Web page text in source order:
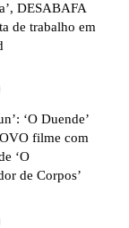
DESABAFA
de trabalho em
‘O Duende’
filme com
‘O
de Corpos’